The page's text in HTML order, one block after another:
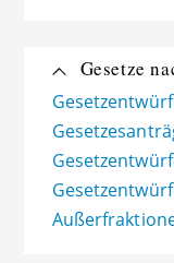
Gesetze